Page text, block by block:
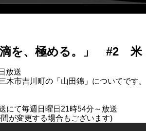
滴を、極める。」 #2 米
放送
木市吉川町の「山田錦」についてです。
にて毎週日曜日21時54分～放送
が変更する場合もございます)